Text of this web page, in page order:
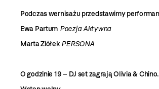
Podczas wernisażu przedstawimy
Ewa Partum Poezja Aktywna
Marta Ziółek PERSONA
O godzinie 19 – DJ set zagrają Olivia & Chino.